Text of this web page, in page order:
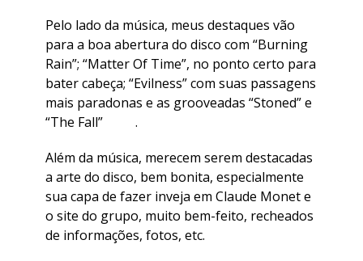
Pelo lado da música, meus destaques vão
para a boa abertura do disco com “Burning
Rain”; “Matter Of Time”, no ponto certo para
bater cabeça; “Evilness” com suas passagens
mais paradonas e as grooveadas “Stoned” e
“The Fall” .
Além da música, merecem serem destacadas
a arte do disco, bem bonita, especialmente
sua capa de fazer inveja em Claude Monet e
o site do grupo, muito bem-feito, recheados
de informações, fotos, etc.